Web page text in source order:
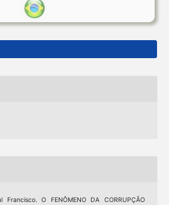
Francisco. O FENÔMENO DA CORRUPÇÃO